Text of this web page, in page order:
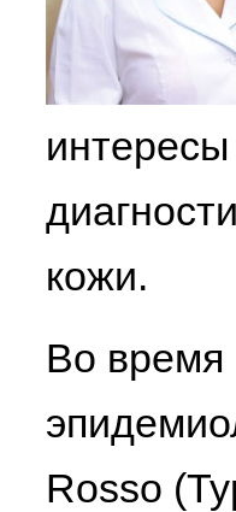
кожи.
Во время
Rosso